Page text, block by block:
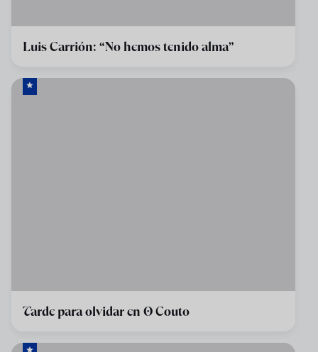
Luis Carrión: “No hemos tenido alma”
Tarde para olvidar en O Couto